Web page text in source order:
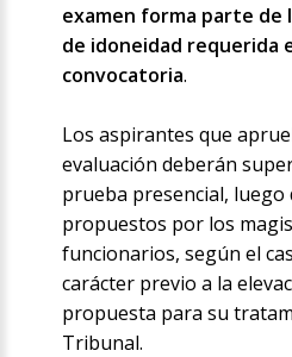
examen forma parte de
de idoneidad requerida
convocatoria.
Los aspirantes que
evaluación deberán
prueba presencial, luego
propuestos por los
funcionarios, según el
carácter previo a la
propuesta para su
Tribunal.